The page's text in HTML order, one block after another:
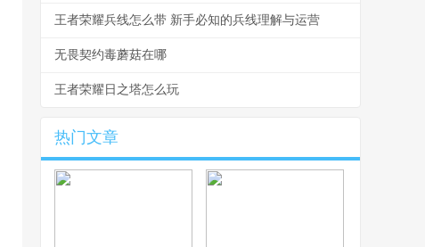
王者荣耀兵线怎么带 新手必知的兵线理解与运营
无畏契约毒蘑菇在哪
王者荣耀日之塔怎么玩
热门文章